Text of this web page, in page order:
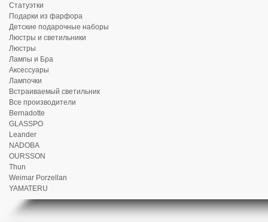
Статуэтки
Подарки из фарфора
Детские подарочные наборы
Люстры и светильники
Люстры
Лампы и Бра
Аксессуары
Лампочки
Встраиваемый светильник
Все производители
Bernadotte
GLASSPO
Leander
NADOBA
OURSSON
Thun
Weimar Porzellan
YAMATERU